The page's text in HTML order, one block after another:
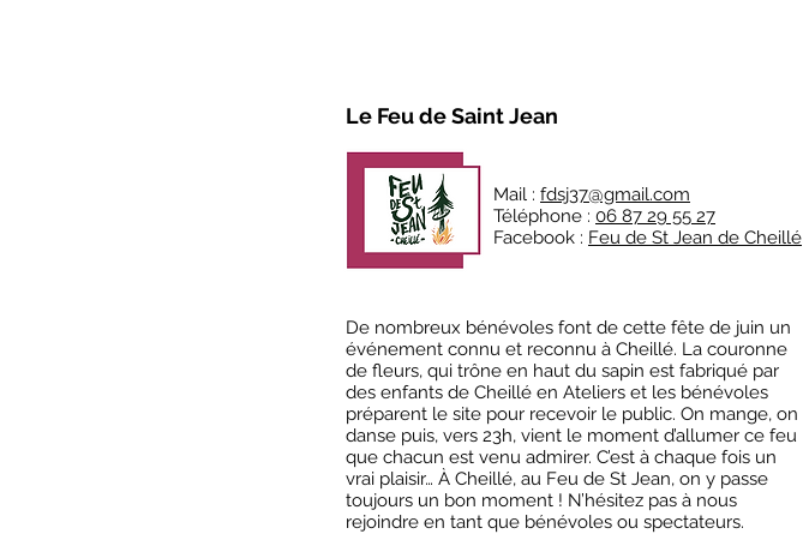
Le Feu de Saint Jean
Mail : fdsj37@gmail.com
Téléphone : 06 87 29 55 27
Facebook : Feu de St Jean de Cheillé
De nombreux bénévoles font de cette fête de juin un
événement connu et reconnu à Cheillé. La couronne
de fleurs, qui trône en haut du sapin est fabriqué par
des enfants de Cheillé en Ateliers et les bénévoles
préparent le site pour recevoir le public. On mange, on
danse puis, vers 23h, vient le moment d’allumer ce feu
que chacun est venu admirer. C’est à chaque fois un
vrai plaisir… À Cheillé, au Feu de St Jean, on y passe
toujours un bon moment ! N’hésitez pas à nous
rejoindre en tant que bénévoles ou spectateurs.